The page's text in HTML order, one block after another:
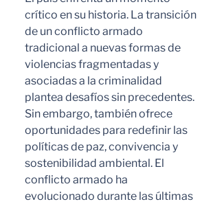
crítico en su historia. La transición
de un conflicto armado
tradicional a nuevas formas de
violencias fragmentadas y
asociadas a la criminalidad
plantea desafíos sin precedentes.
Sin embargo, también ofrece
oportunidades para redefinir las
políticas de paz, convivencia y
sostenibilidad ambiental. El
conflicto armado ha
evolucionado durante las últimas